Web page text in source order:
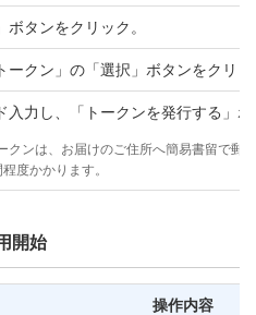
ボタンをクリック。
ークン」の「選択」ボタンをクリ
入力し、「トークンを発行する」
クンは、お届けのご住所へ簡易書留で郵
度かかります。
開始
操作内容